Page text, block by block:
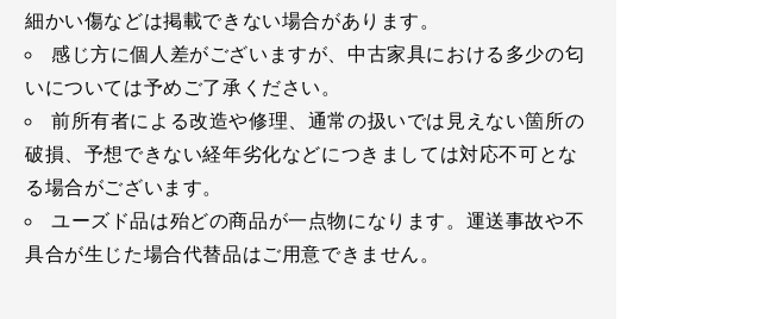
細かい傷などは掲載できない場合があります。
感じ方に個人差がございますが、中古家具における多少の匂
いについては予めご了承ください。
前所有者による改造や修理、通常の扱いでは見えない箇所の
破損、予想できない経年劣化などにつきましては対応不可とな
る場合がございます。
ユーズド品は殆どの商品が一点物になります。運送事故や不
具合が生じた場合代替品はご用意できません。